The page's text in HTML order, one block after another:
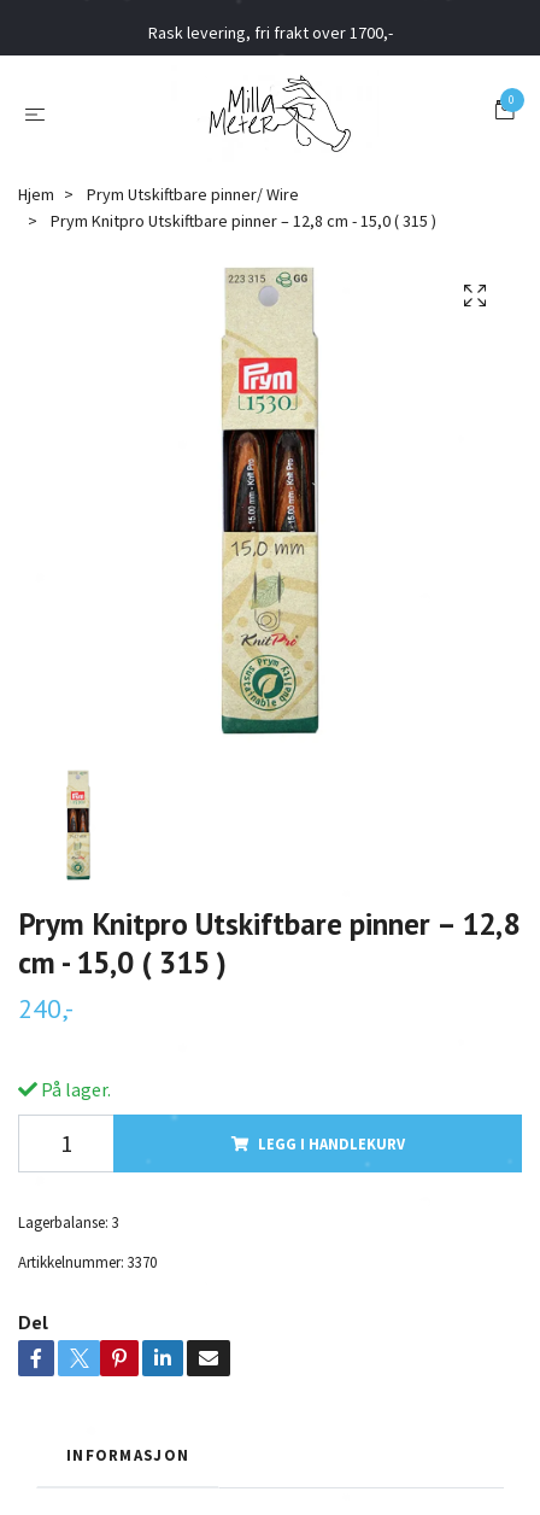
Rask levering, fri frakt over 1700,-
0
Hjem
Prym Utskiftbare pinner/ Wire
Prym Knitpro Utskiftbare pinner – 12,8 cm - 15,0 ( 315 )
Prym Knitpro Utskiftbare pinner – 12,8
cm - 15,0 ( 315 )
240,-
På lager.
LEGG I HANDLEKURV
Lagerbalanse: 3
Artikkelnummer: 3370
Del
INFORMASJON